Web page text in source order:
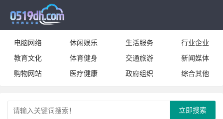
电脑网络 休闲娱乐 生活服务
行业企业
教育文化
体育健身 交通旅游
新闻媒体
购物网站
医疗健康 政府组织 综合其他
立即搜索